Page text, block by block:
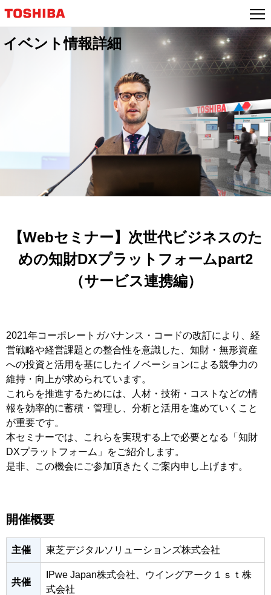
へ
ジ
イベント情報詳細
【Webセミナー】次世代ビジネスのた
めの知財DXプラットフォームpart2
（サービス連携編）
2021年コーポレートガバナンス・コードの改訂により、経
営戦略や経営課題との整合性を意識した、知財・無形資産
への投資と活用を基にしたイノベーションによる競争力の
維持・向上が求められています。
これらを推進するためには、人材・技術・コストなどの情
報を効率的に蓄積・管理し、分析と活用を進めていくこと
が重要です。
本セミナーでは、これらを実現する上で必要となる「知財
DXプラットフォーム」をご紹介します。
是非、この機会にご参加頂きたくご案内申し上げます。
開催概要
主催 東芝デジタルソリューションズ株式会社
共催
IPwe Japan株式会社、ウイングアーク１ｓｔ株
式会社